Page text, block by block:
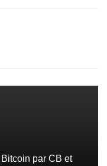
par CB et